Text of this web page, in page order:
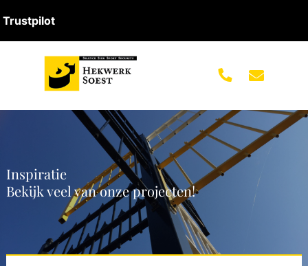
Trustpilot
Inspiratie
Bekijk veel van onze projecten!